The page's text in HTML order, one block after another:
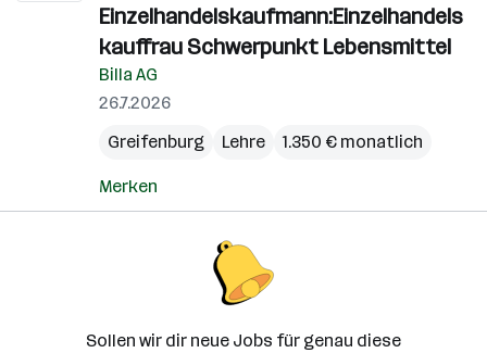
Einzelhandelskaufmann:Einzelhandels
kauffrau Schwerpunkt Lebensmittel
Billa AG
26.7.2026
Greifenburg
Lehre 1.350 € monatlich
Merken
Sollen wir dir neue Jobs für genau diese